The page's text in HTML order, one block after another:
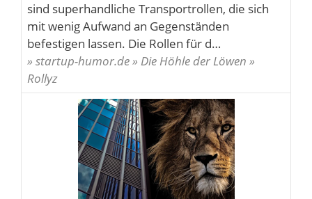
sind superhandliche Transportrollen, die sich
mit wenig Aufwand an Gegenständen
befestigen lassen. Die Rollen für d…
» startup-humor.de » Die Höhle der Löwen »
Rollyz